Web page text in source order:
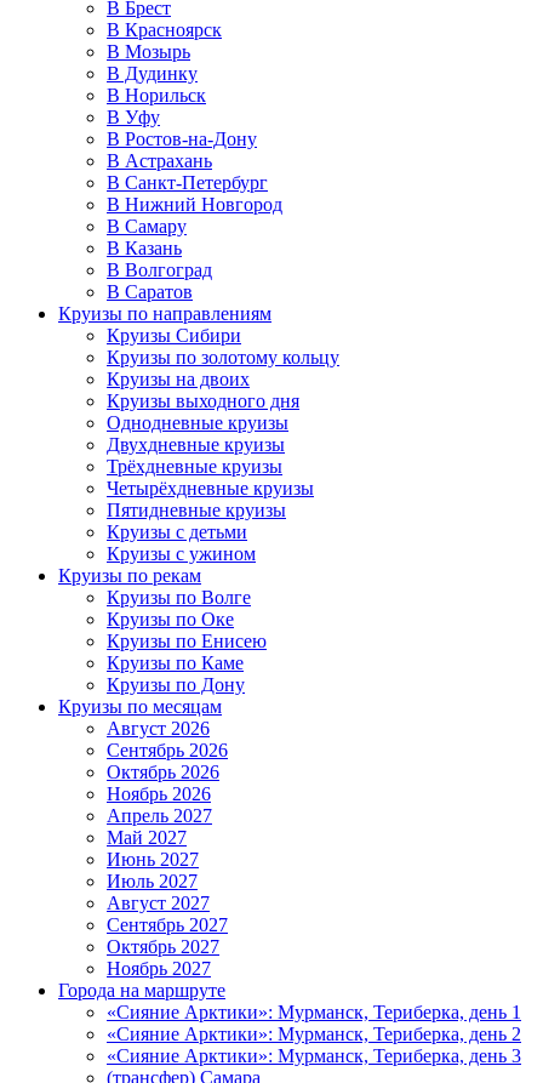
В Брест
В Красноярск
В Мозырь
В Дудинку
В Норильск
В Уфу
В Ростов-на-Дону
В Астрахань
В Санкт-Петербург
В Нижний Новгород
В Самару
В Казань
В Волгоград
В Саратов
Круизы по направлениям
Круизы Сибири
Круизы по золотому кольцу
Круизы на двоих
Круизы выходного дня
Однодневные круизы
Двухдневные круизы
Трёхдневные круизы
Четырёхдневные круизы
Пятидневные круизы
Круизы с детьми
Круизы с ужином
Круизы по рекам
Круизы по Волге
Круизы по Оке
Круизы по Енисею
Круизы по Каме
Круизы по Дону
Круизы по месяцам
Август 2026
Сентябрь 2026
Октябрь 2026
Ноябрь 2026
Апрель 2027
Май 2027
Июнь 2027
Июль 2027
Август 2027
Сентябрь 2027
Октябрь 2027
Ноябрь 2027
Города на маршруте
«Сияние Арктики»: Мурманск, Териберка, день 1
«Сияние Арктики»: Мурманск, Териберка, день 2
«Сияние Арктики»: Мурманск, Териберка, день 3
(трансфер) Самара